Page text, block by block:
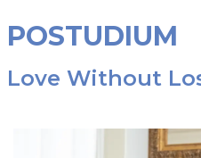
POSTUDIUM
Love Without